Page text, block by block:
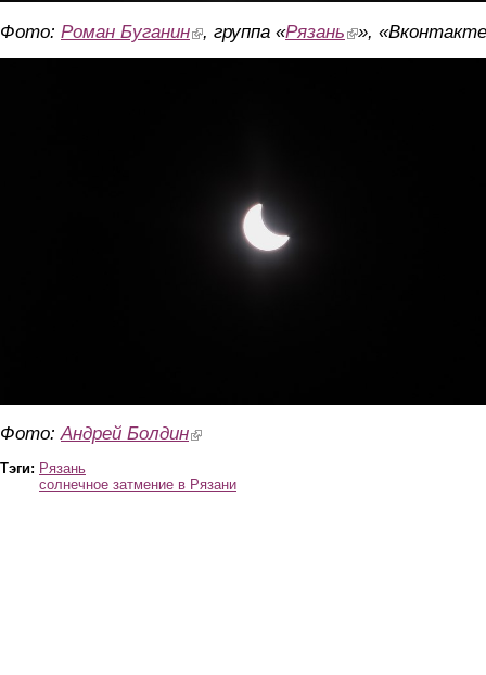
Фото: Роман Буганин(link is external)
, группа «Рязань (link is external)
»,
Фото:Андрей Болдин(link is external)
Тэги: Рязань
солнечное затмение в Рязани